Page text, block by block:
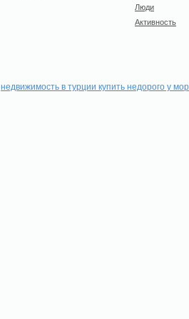
Люди
Активность
недвижимость в турции купить недорого у